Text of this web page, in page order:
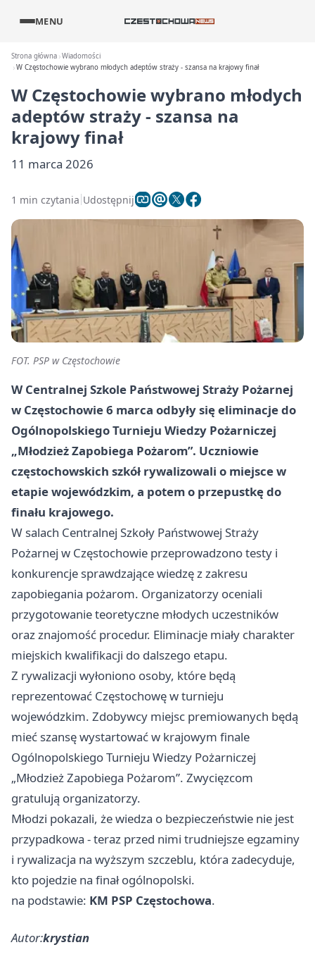
MENU
Strona główna Wiadomości
W Częstochowie wybrano młodych adeptów straży - szansa na krajowy finał
W Częstochowie wybrano młodych
adeptów straży - szansa na
krajowy finał
11 marca 2026
1 min czytania Udostępnij
FOT. PSP w Częstochowie
W Centralnej Szkole Państwowej Straży Pożarnej
w Częstochowie 6 marca odbyły się eliminacje do
Ogólnopolskiego Turnieju Wiedzy Pożarniczej
„Młodzież Zapobiega Pożarom”. Uczniowie
częstochowskich szkół rywalizowali o miejsce w
etapie wojewódzkim, a potem o przepustkę do
finału krajowego.
W salach Centralnej Szkoły Państwowej Straży
Pożarnej w Częstochowie przeprowadzono testy i
konkurencje sprawdzające wiedzę z zakresu
zapobiegania pożarom. Organizatorzy oceniali
przygotowanie teoretyczne młodych uczestników
oraz znajomość procedur. Eliminacje miały charakter
miejskich kwalifikacji do dalszego etapu.
Z rywalizacji wyłoniono osoby, które będą
reprezentować Częstochowę w turnieju
wojewódzkim. Zdobywcy miejsc premiowanych będą
mieć szansę wystartować w krajowym finale
Ogólnopolskiego Turnieju Wiedzy Pożarniczej
„Młodzież Zapobiega Pożarom”. Zwycięzcom
gratulują organizatorzy.
Młodzi pokazali, że wiedza o bezpieczeństwie nie jest
przypadkowa - teraz przed nimi trudniejsze egzaminy
i rywalizacja na wyższym szczeblu, która zadecyduje,
kto pojedzie na finał ogólnopolski.
na podstawie: KM PSP Częstochowa.
Autor:krystian